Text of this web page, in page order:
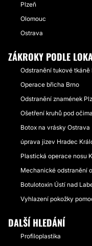
Plzeň
Olomouc
Ostrava
ZÁKROKY PODLE
Odstranění tukové tkáně
Operace břicha Brno
Odstranění znamének
Ošetření kruhů pod
Botox na vrásky Ostrava
úprava jizev Hradec
Plastická operace nosu
Mechanické odstranění
Botulotoxin Ústí nad
Vyhlazení pokožky
DALŠÍ HLEDÁNÍ
Profiloplastika